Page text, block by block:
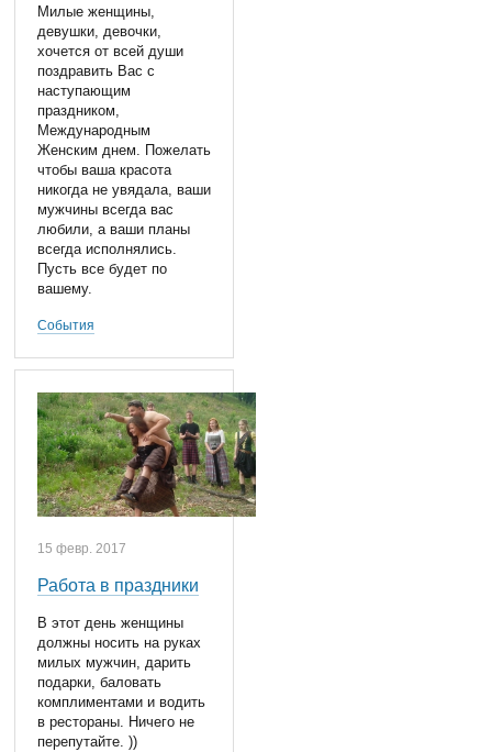
Милые женщины,
девушки, девочки,
хочется от всей души
поздравить Вас с
наступающим
праздником,
Международным
Женским днем. Пожелать
чтобы ваша красота
никогда не увядала, ваши
мужчины всегда вас
любили, а ваши планы
всегда исполнялись.
Пусть все будет по
вашему.
События
15 февр. 2017
Работа в праздники
В этот день женщины
должны носить на руках
милых мужчин, дарить
подарки, баловать
комплиментами и водить
в рестораны. Ничего не
перепутайте. ))